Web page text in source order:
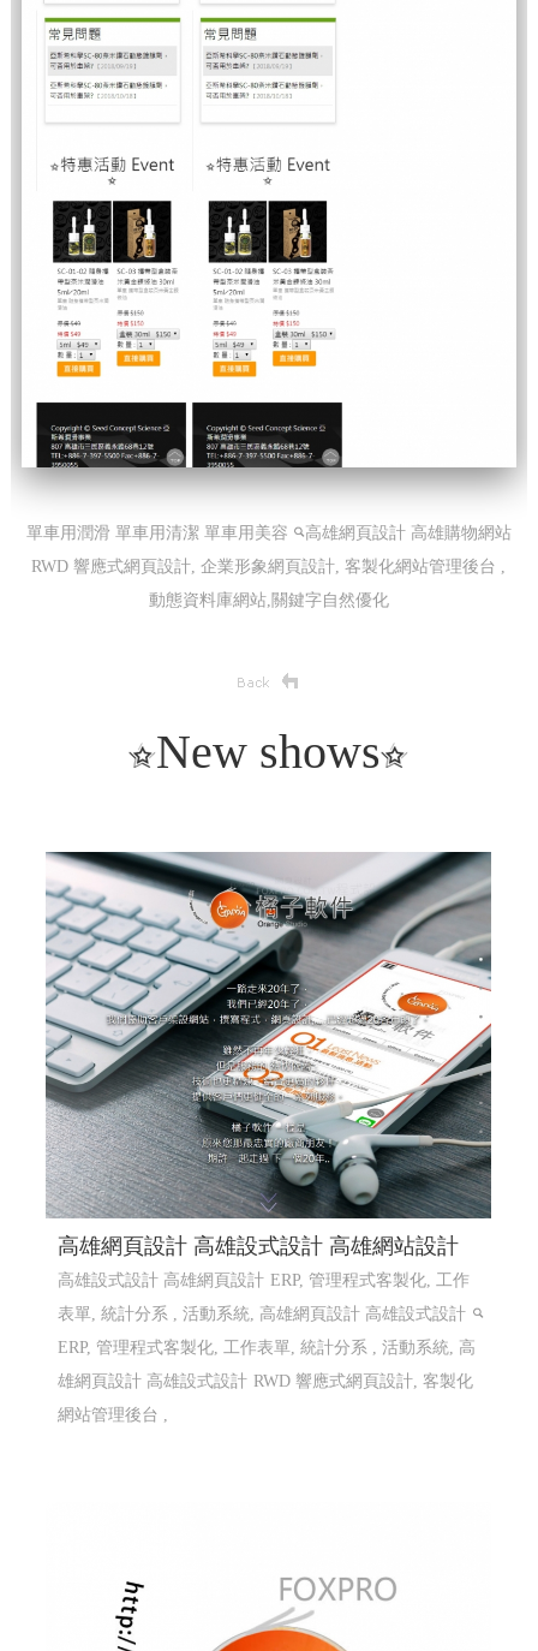
單車用潤滑 單車用清潔 單車用美容
高雄網頁設計 高雄購物網站
RWD 響應式網頁設計, 企業形象網頁設計, 客製化網站管理後台 ,
動態資料庫網站,關鍵字自然優化
New shows
高雄網頁設計 高雄設式設計 高雄網站設計
高雄設式設計 高雄網頁設計 ERP, 管理程式客製化, 工作
表單, 統計分系 , 活動系統, 高雄網頁設計 高雄設式設計
ERP, 管理程式客製化, 工作表單, 統計分系 , 活動系統, 高
雄網頁設計 高雄設式設計 RWD 響應式網頁設計, 客製化
網站管理後台 ,